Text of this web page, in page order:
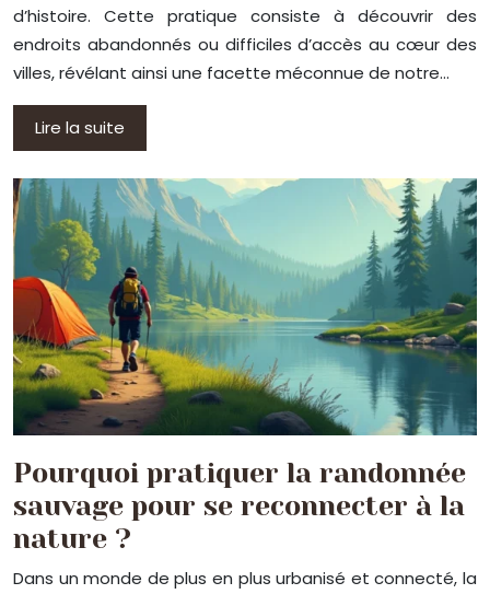
d’histoire. Cette pratique consiste à découvrir des
endroits abandonnés ou difficiles d’accès au cœur des
villes, révélant ainsi une facette méconnue de notre…
Lire la suite
Pourquoi pratiquer la randonnée
sauvage pour se reconnecter à la
nature ?
Dans un monde de plus en plus urbanisé et connecté, la